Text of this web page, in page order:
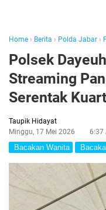
Home › Berita › Polda Jabar ›
Polsek
Streaming
Serentak
Taupik Hidayat
Minggu, 17 Mei 2026
6:37
Bacakan Wanita